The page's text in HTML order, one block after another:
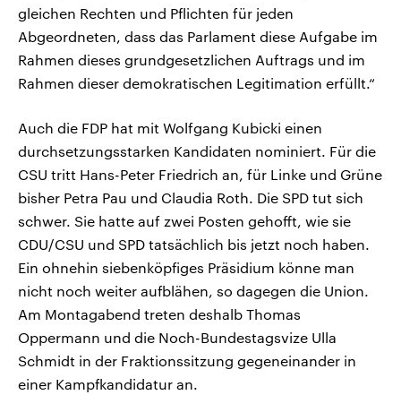
gleichen Rechten und Pflichten für jeden
Abgeordneten, dass das Parlament diese Aufgabe im
Rahmen dieses grundgesetzlichen Auftrags und im
Rahmen dieser demokratischen Legitimation erfüllt.“
Auch die FDP hat mit Wolfgang Kubicki einen
durchsetzungsstarken Kandidaten nominiert. Für die
CSU tritt Hans-Peter Friedrich an, für Linke und Grüne
bisher Petra Pau und Claudia Roth. Die SPD tut sich
schwer. Sie hatte auf zwei Posten gehofft, wie sie
CDU/CSU und SPD tatsächlich bis jetzt noch haben.
Ein ohnehin siebenköpfiges Präsidium könne man
nicht noch weiter aufblähen, so dagegen die Union.
Am Montagabend treten deshalb Thomas
Oppermann und die Noch-Bundestagsvize Ulla
Schmidt in der Fraktionssitzung gegeneinander in
einer Kampfkandidatur an.